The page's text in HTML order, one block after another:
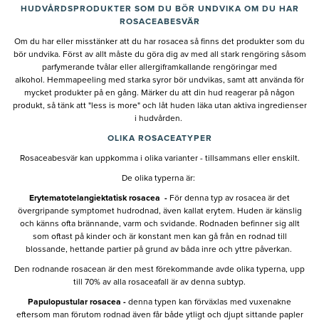
HUDVÅRDSPRODUKTER SOM DU BÖR UNDVIKA OM DU HAR
ROSACEABESVÄR
Om du har eller misstänker att du har rosacea så finns det produkter som du
bör undvika. Först av allt måste du göra dig av med all stark rengöring såsom
parfymerande tvålar eller allergiframkallande rengöringar med
alkohol. Hemmapeeling med starka syror bör undvikas, samt att använda för
mycket produkter på en gång. Märker du att din hud reagerar på någon
produkt, så tänk att "less is more" och låt huden läka utan aktiva ingredienser
i hudvården.
OLIKA ROSACEATYPER
Rosaceabesvär kan uppkomma i olika varianter - tillsammans eller enskilt.
De olika typerna är:
Erytematotelangiektatisk rosacea - För denna typ av rosacea är det
övergripande symptomet hudrodnad, även kallat erytem. Huden är känslig
och känns ofta brännande, varm och svidande. Rodnaden befinner sig allt
som oftast på kinder och är konstant men kan gå från en rodnad till
blossande, hettande partier på grund av båda inre och yttre påverkan.
Den rodnande rosacean är den mest förekommande avde olika typerna, upp
till 70% av alla rosaceafall är av denna subtyp.
Papulopustular rosacea - denna typen kan förväxlas med vuxenakne
eftersom man förutom rodnad även får både ytligt och djupt sittande papler